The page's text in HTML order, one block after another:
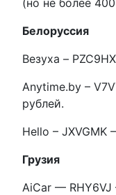
Белоруссия
Везуха –
Anytime.by –
рублей.
Hello – JXVGMK
Грузия
AiCar —